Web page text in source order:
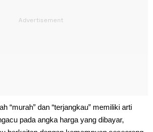
“murah” dan “terjangkau” memiliki arti
pada angka harga yang dibayar,